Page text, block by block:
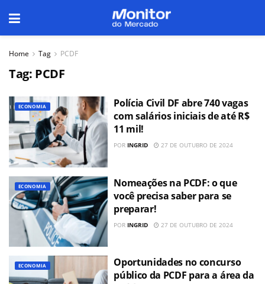
Home Tag PCDF
Tag: PCDF
ECONOMIA
Polícia Civil DF abre 740 vagas
com salários iniciais de até R$
11 mil!
POR INGRID 27 DE OUTUBRO DE 2024
ECONOMIA
Nomeações na PCDF: o que
você precisa saber para se
preparar!
POR INGRID 27 DE OUTUBRO DE 2024
ECONOMIA
Oportunidades no concurso
público da PCDF para a área da